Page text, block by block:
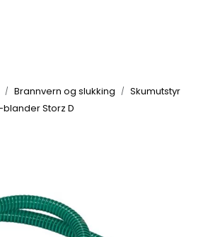
Brannvern og slukking
Skumutstyr
blander Storz D